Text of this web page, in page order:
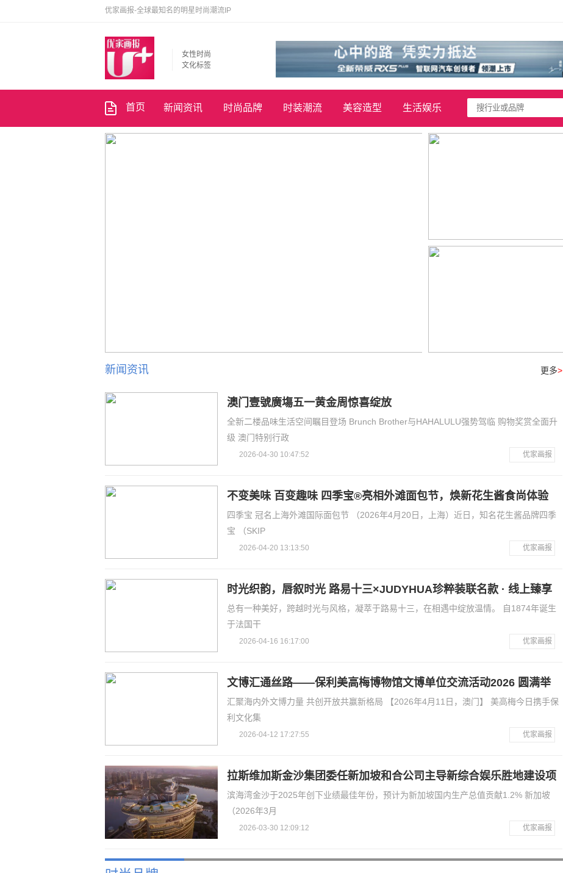
优家画报-全球最知名的明星时尚潮流IP
女性时尚
文化标签
首页 新闻资讯 时尚品牌 时装潮流 美容造型 生活娱乐
新闻资讯 更多>
澳门壹號廣塲五一黄金周惊喜绽放
全新二楼品味生活空间瞩目登场 Brunch Brother与HAHALULU强势驾临 购物奖赏全面升
级 澳门特别行政
2026-04-30 10:47:52 优家画报
不变美味 百变趣味 四季宝®亮相外滩面包节，焕新花生酱食尚体验
四季宝 冠名上海外滩国际面包节 （2026年4月20日，上海）近日，知名花生酱品牌四季
宝 （SKIP
2026-04-20 13:13:50 优家画报
时光织韵，唇叙时光 路易十三×JUDYHUA珍粹装联名款 · 线上臻享
版发布
总有一种美好，跨越时光与风格，凝萃于路易十三，在相遇中绽放温情。 自1874年诞生
于法国干
2026-04-16 16:17:00 优家画报
文博汇通丝路——保利美高梅博物馆文博单位交流活动2026 圆满举
行
汇聚海内外文博力量 共创开放共赢新格局 【2026年4月11日，澳门】 美高梅今日携手保
利文化集
2026-04-12 17:27:55 优家画报
拉斯维加斯金沙集团委任新加坡和合公司主导新综合娱乐胜地建设项
目
滨海湾金沙于2025年创下业绩最佳年份，预计为新加坡国内生产总值贡献1.2% 新加坡
（2026年3月
2026-03-30 12:09:12 优家画报